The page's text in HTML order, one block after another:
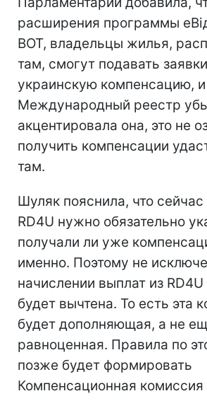
расширения программы
ВОТ, владельцы жилья,
там, смогут подавать
украинскую компенсацию,
Международный реестр
акцентировала она, это не
получить компенсации
там.
Шуляк пояснила, что
RD4U нужно обязательно
получали ли уже
именно. Поэтому не
начислении выплат из
будет вычтена. То есть эта
будет дополняющая, а не
равноценная. Правила по
позже будет формировать
Компенсационная комиссия